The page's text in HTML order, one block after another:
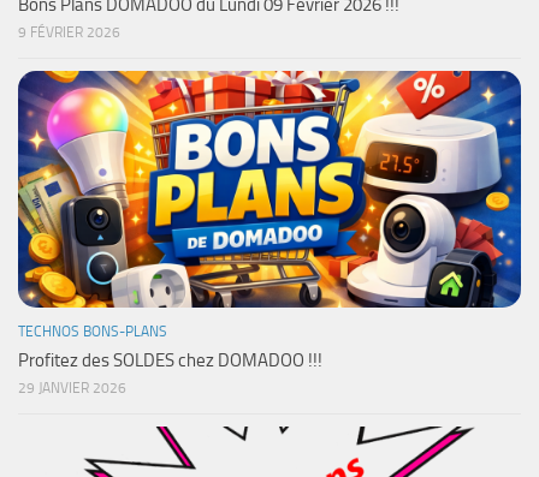
Bons Plans DOMADOO du Lundi 09 Février 2026 !!!
9 FÉVRIER 2026
TECHNOS BONS-PLANS
Profitez des SOLDES chez DOMADOO !!!
29 JANVIER 2026